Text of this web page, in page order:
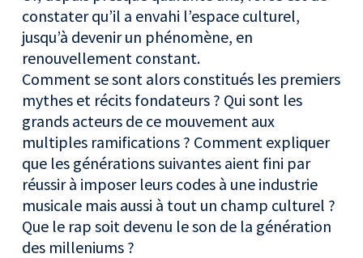
constater qu’il a envahi l’espace culturel,
jusqu’à devenir un phénomène, en
renouvellement constant.
Comment se sont alors constitués les premiers
mythes et récits fondateurs ? Qui sont les
grands acteurs de ce mouvement aux
multiples ramifications ? Comment expliquer
que les générations suivantes aient fini par
réussir à imposer leurs codes à une industrie
musicale mais aussi à tout un champ culturel ?
Que le rap soit devenu le son de la génération
des milleniums ?